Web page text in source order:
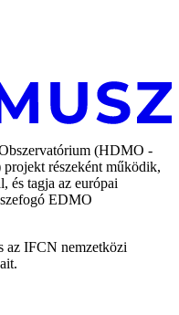
(HDMO -
részeként működik,
és tagja az európai
EDMO
az IFCN nemzetközi